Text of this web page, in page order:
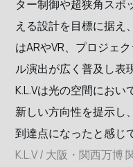
ター制御や超狭角スポ
える設計を目標に据え
はARやVR、プロジェ
ル演出が広く普及し表
K.L.Vは光の空間にお
新しい方向性を提示し
到達点になったと感じ
K.L.V / 大阪・関⻄万博